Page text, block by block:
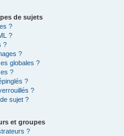
de sujets
?
?
?
?
globales ?
?
?
?
sujet ?
et groupes
?